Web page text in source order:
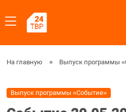
На главную Выпуск программы
Выпуск программы «Событие»